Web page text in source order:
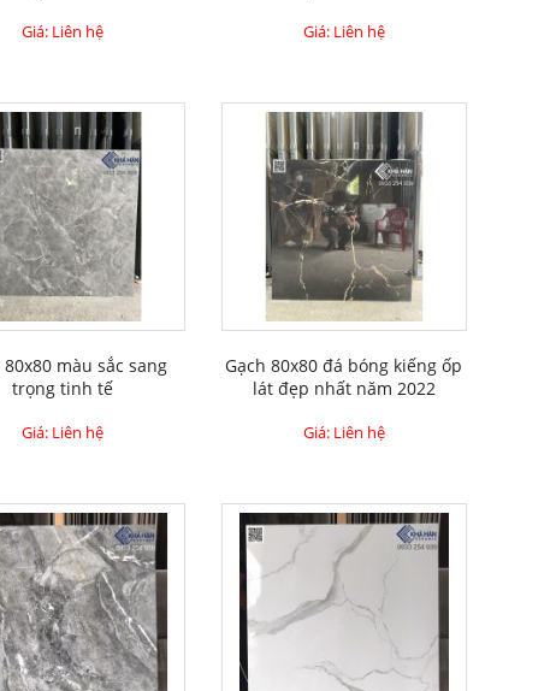
Giá: Liên hệ Giá: Liên hệ
80x80 màu sắc sang
trọng tinh tế
Giá: Liên hệ
Gạch 80x80 đá bóng kiếng ốp
lát đẹp nhất năm 2022
Giá: Liên hệ